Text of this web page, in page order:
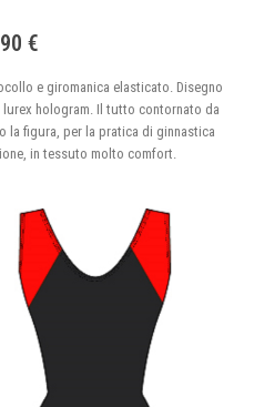
€
e giromanica elasticato. Disegno
hologram. Il tutto contornato da
la figura, per la pratica di ginnastica
in tessuto molto comfort.